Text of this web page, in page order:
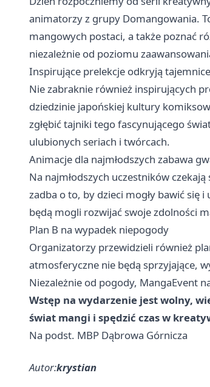
animatorzy z grupy Domangowania.
mangowych postaci, a także poznać
niezależnie od poziomu
Inspirujące prelekcje odkryją
Nie zabraknie również inspirujących
dziedzinie japońskiej kultury
zgłębić tajniki tego fascynującego
ulubionych seriach i twórcach.
Animacje dla najmłodszych zabawa
Na najmłodszych uczestników
zadba o to, by dzieci mogły bawić się
będą mogli rozwijać swoje zdolności
Plan B na wypadek niepogody
Organizatorzy przewidzieli również
atmosferyczne nie będą sprzyjające,
Niezależnie od pogody, MangaEvent
Wstęp na wydarzenie jest wolny,
świat mangi i spędzić czas w
Na podst. MBP Dąbrowa Górnicza
Autor:krystian